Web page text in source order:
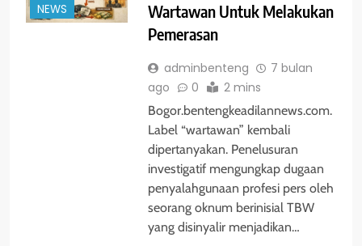
NEWS
Wartawan Untuk Melakukan
Pemerasan
adminbenteng
7 bulan
ago
0 2 mins
Bogor.bentengkeadilannews.com.
Label “wartawan” kembali
dipertanyakan. Penelusuran
investigatif mengungkap dugaan
penyalahgunaan profesi pers oleh
seorang oknum berinisial TBW
yang disinyalir menjadikan…